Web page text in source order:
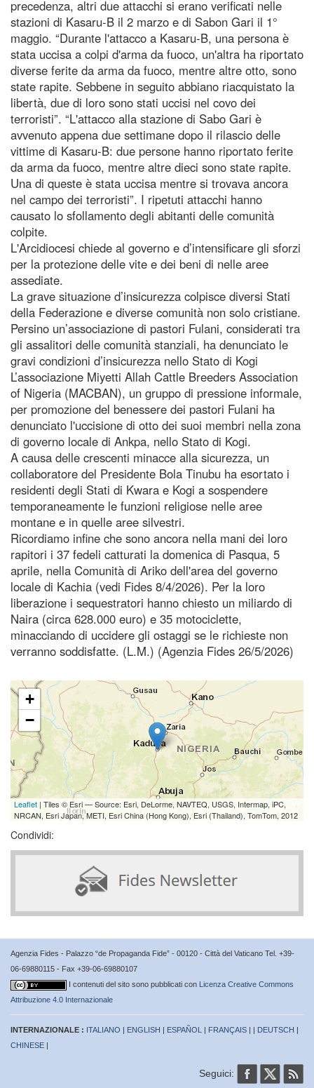
precedenza, altri due attacchi si erano verificati nelle
stazioni di Kasaru-B il 2 marzo e di Sabon Gari il 1°
maggio. “Durante l'attacco a Kasaru-B, una persona è
stata uccisa a colpi d'arma da fuoco, un'altra ha riportato
diverse ferite da arma da fuoco, mentre altre otto, sono
state rapite. Sebbene in seguito abbiano riacquistato la
libertà, due di loro sono stati uccisi nel covo dei
terroristi”. “L'attacco alla stazione di Sabo Gari è
avvenuto appena due settimane dopo il rilascio delle
vittime di Kasaru-B: due persone hanno riportato ferite
da arma da fuoco, mentre altre dieci sono state rapite.
Una di queste è stata uccisa mentre si trovava ancora
nel campo dei terroristi”. I ripetuti attacchi hanno
causato lo sfollamento degli abitanti delle comunità
colpite.
L'Arcidiocesi chiede al governo e d’intensificare gli sforzi
per la protezione delle vite e dei beni di nelle aree
assediate.
La grave situazione d’insicurezza colpisce diversi Stati
della Federazione e diverse comunità non solo cristiane.
Persino un’associazione di pastori Fulani, considerati tra
gli assalitori delle comunità stanziali, ha denunciato le
gravi condizioni d’insicurezza nello Stato di Kogi
L’associazione Miyetti Allah Cattle Breeders Association
of Nigeria (MACBAN), un gruppo di pressione informale,
per promozione del benessere dei pastori Fulani ha
denunciato l'uccisione di otto dei suoi membri nella zona
di governo locale di Ankpa, nello Stato di Kogi.
A causa delle crescenti minacce alla sicurezza, un
collaboratore del Presidente Bola Tinubu ha esortato i
residenti degli Stati di Kwara e Kogi a sospendere
temporaneamente le funzioni religiose nelle aree
montane e in quelle aree silvestri.
Ricordiamo infine che sono ancora nella mani dei loro
rapitori i 37 fedeli catturati la domenica di Pasqua, 5
aprile, nella Comunità di Ariko dell'area del governo
locale di Kachia (vedi Fides 8/4/2026). Per la loro
liberazione i sequestratori hanno chiesto un miliardo di
Naira (circa 628.000 euro) e 35 motociclette,
minacciando di uccidere gli ostaggi se le richieste non
verranno soddisfatte. (L.M.) (Agenzia Fides 26/5/2026)
+
−
Leaflet | Tiles © Esri — Source: Esri, DeLorme, NAVTEQ, USGS, Intermap, iPC,
NRCAN, Esri Japan, METI, Esri China (Hong Kong), Esri (Thailand), TomTom, 2012
Condividi:
Agenzia Fides - Palazzo “de Propaganda Fide” - 00120 - Città del Vaticano Tel. +39-
06-69880115 - Fax +39-06-69880107
I contenuti del sito sono pubblicati con Licenza Creative Commons
Attribuzione 4.0 Internazionale
INTERNAZIONALE : ITALIANO | ENGLISH | ESPAÑOL | FRANÇAIS | | DEUTSCH |
CHINESE |
Seguici: